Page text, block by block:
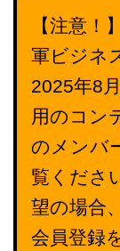
【注意！
軍ビジネ
2025年8
用のコン
のメンバ
覧くださ
望の場合
会員登録